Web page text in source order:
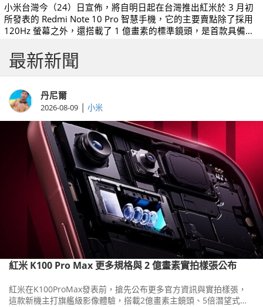
小米台灣今（24）日宣佈，將自明日起在台灣推出紅米於 3 月初
所發表的 Redmi Note 10 Pro 智慧手機，它的主要賣點除了採用
120Hz 螢幕之外，還搭載了 1 億畫素的標準鏡頭，是首款具備這
三款色系，單機售價為 8,499 元，並將於 6 月 1 日起在遠傳電信
獨家販售。
最新新聞
丹尼爾
2026-08-09 | 小米
紅米 K100 Pro Max 更多規格與 2 億畫素實拍樣張公布
紅米在K100ProMax發表前，搶先公布更多官方資訊與實拍樣張，
這款新機主打旗艦級影像體驗，搭載2億畫素主鏡頭、5倍潛望式長